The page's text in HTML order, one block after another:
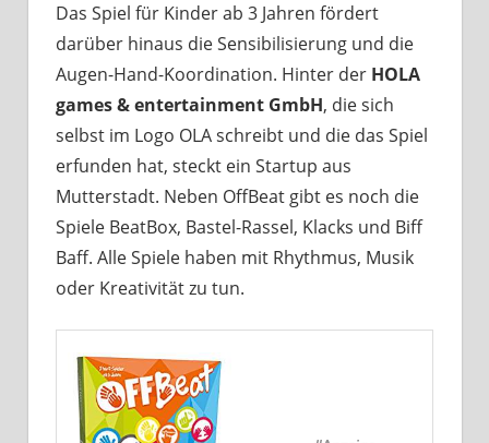
Das Spiel für Kinder ab 3 Jahren fördert
darüber hinaus die Sensibilisierung und die
Augen-Hand-Koordination. Hinter der HOLA
games & entertainment GmbH, die sich
selbst im Logo OLA schreibt und die das Spiel
erfunden hat, steckt ein Startup aus
Mutterstadt. Neben OffBeat gibt es noch die
Spiele BeatBox, Bastel-Rassel, Klacks und Biff
Baff. Alle Spiele haben mit Rhythmus, Musik
oder Kreativität zu tun.